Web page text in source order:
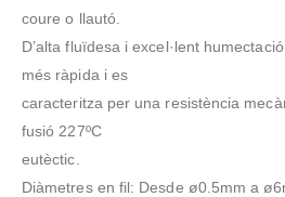
coure o llautó.
D’alta fluïdesa i excel·lent
més ràpida i es
caracteritza per una resistència
fusió 227ºC
eutèctic.
Diàmetres en fil: Desde ø0.5mm a